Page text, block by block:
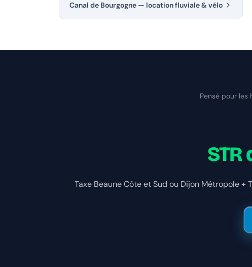
Canal de Bourgogne — location fluviale & vélo
Pensé pour les
STR
Taxe Beaune Côte et Sud ou Dijon Métropole